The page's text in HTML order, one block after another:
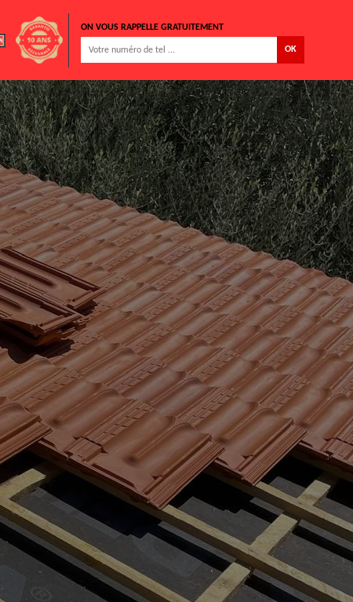
ON VOUS RAPPELLE GRATUITEMENT